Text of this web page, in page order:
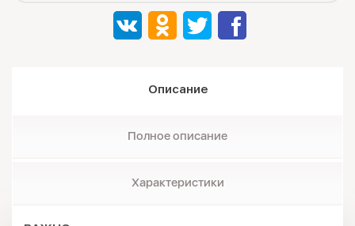
Описание
Полное описание
Характеристики